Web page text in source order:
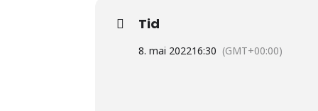
Tid
8. mai 202216:30 (GMT+00:00)